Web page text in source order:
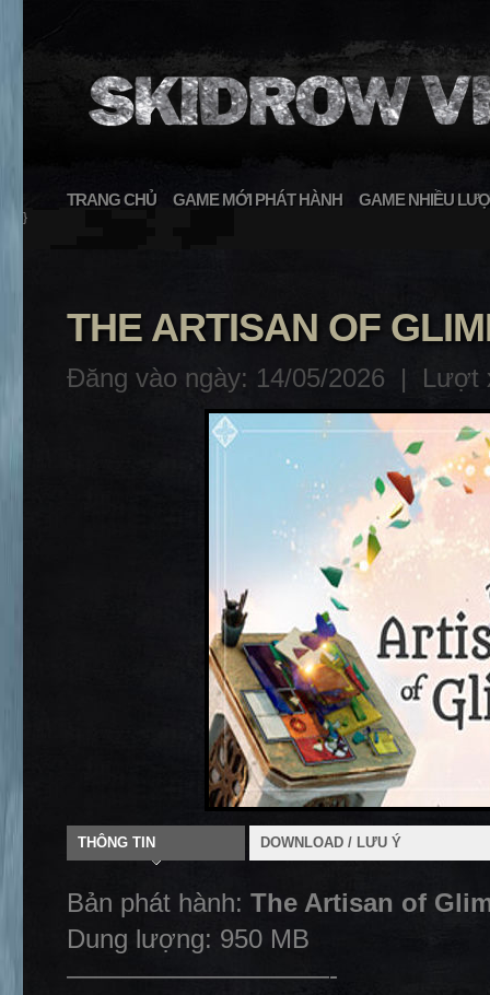
TRANG CHỦ GAME MỚI PHÁT HÀNH GAME NHIỀU
}
THE ARTISAN OF
Đăng vào ngày: 14/05/2026 | Lượt
THÔNG TIN DOWNLOAD / LƯU Ý
Bản phát hành: The Artisan of
Dung lượng: 950 MB
——————————-